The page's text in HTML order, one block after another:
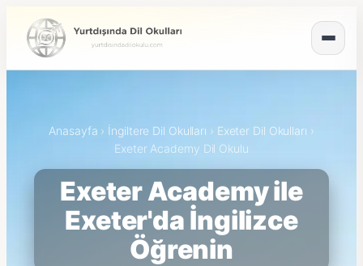
Anasayfa › İngiltere Dil Okulları › Exeter Dil Okulları ›
Exeter Academy Dil Okulu
Exeter Academy ile
Exeter'da İngilizce
Öğrenin